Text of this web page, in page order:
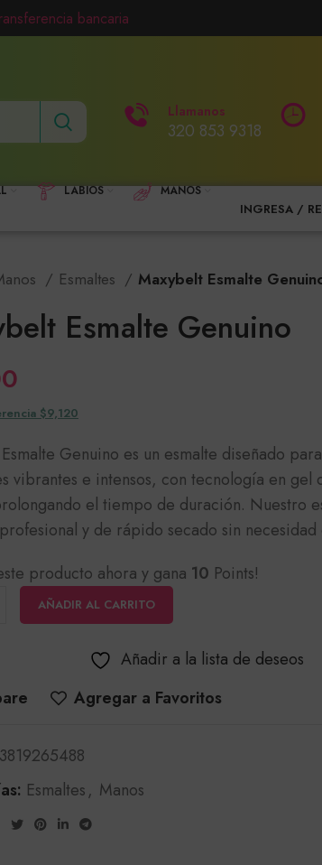
Llamanos
320 853 9318
LABIOS MANOS
INGRESA /
Esmaltes Maxybelt Esmalte
Esmalte Genuino
$9,120
Genuino es un esmalte diseñado
vibrantes e intensos, con tecnología en gel
el tiempo de duración. Nuestro
y de rápido secado sin necesidad
producto ahora y gana 10 Points!
AÑADIR AL CARRITO
Añadir a la lista de deseos
Agregar a Favoritos
Esmaltes, Manos
bancaria